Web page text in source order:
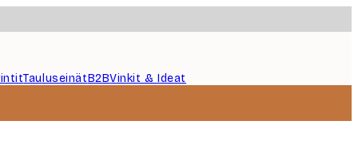
TauluseinätB2BVinkit & Ideat